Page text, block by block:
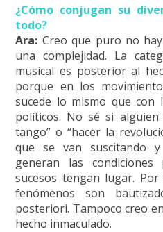
¿Cómo conjugan su
todo?
Ara: Creo que puro no
una complejidad. La
musical es posterior al
porque en los
sucede lo mismo que con
políticos. No sé si
tango” o “hacer la
que se van suscitando
generan las condiciones
sucesos tengan lugar.
fenómenos son
posteriori. Tampoco creo
hecho inmaculado.